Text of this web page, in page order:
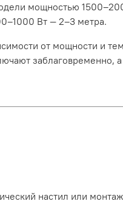
мощностью
Вт — 2–3 метра.
от мощности и
заблаговременно,
настил или